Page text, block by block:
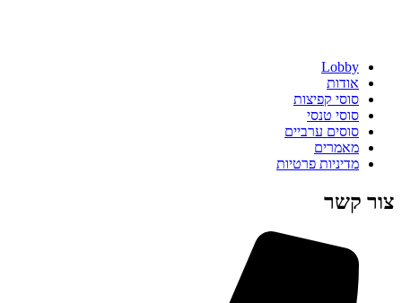
Lobby
אודות
סוסי קפיצות
סוסי טנסי
סוסים ערביים
מאמרים
מדיניות פרטיות
צור קשר